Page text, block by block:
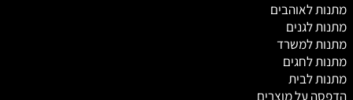
מתנות לאוהבים
מתנות לגנים
מתנות למשרד
מתנות לחגים
מתנות לבית
הדפסה על מוצרים